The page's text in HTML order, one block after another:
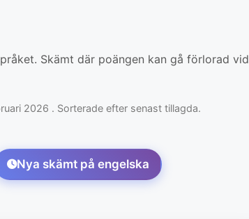
Skämt där poängen kan gå förlorad vid
2026 . Sorterade efter senast tillagda.
Nya skämt på engelska